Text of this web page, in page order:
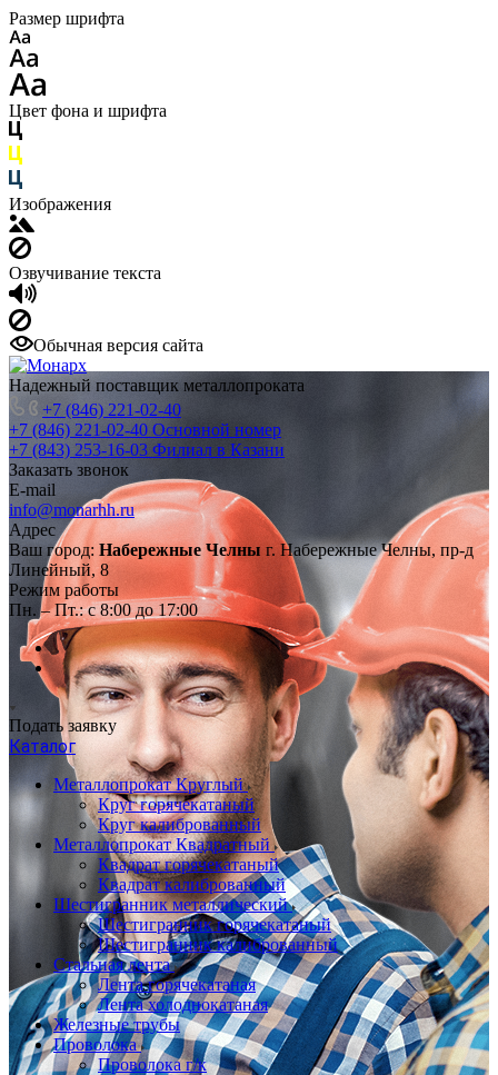
Размер шрифта
Цвет фона и шрифта
Изображения
Озвучивание текста
Обычная версия сайта
Надежный поставщик металлопроката
+7 (846) 221-02-40
+7 (846) 221-02-40 Основной номер
+7 (843) 253-16-03 Филиал в Казани
Заказать звонок
E-mail
info@monarhh.ru
Адрес
Ваш город: Набережные Челны г. Набережные Челны, пр-д
Линейный, 8
Режим работы
Пн. – Пт.: с 8:00 до 17:00
Подать заявку
Каталог
Металлопрокат Круглый
Круг горячекатаный
Круг калиброванный
Металлопрокат Квадратный
Квадрат горячекатаный
Квадрат калиброванный
Шестигранник металлический
Шестигранник горячекатаный
Шестигранник калиброванный
Стальная лента
Лента горячекатаная
Лента холоднокатаная
Железные трубы
Проволока
Проволока г/к